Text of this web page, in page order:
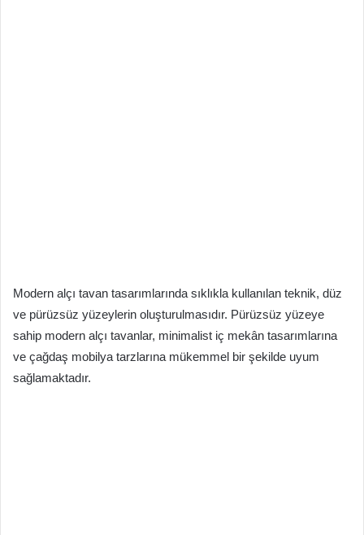
Modern alçı tavan tasarımlarında sıklıkla kullanılan teknik, düz
ve pürüzsüz yüzeylerin oluşturulmasıdır. Pürüzsüz yüzeye
sahip modern alçı tavanlar, minimalist iç mekân tasarımlarına
ve çağdaş mobilya tarzlarına mükemmel bir şekilde uyum
sağlamaktadır.